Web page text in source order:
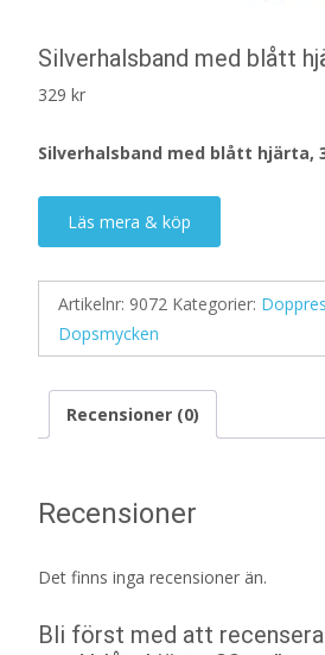
Silverhalsband med blått
329 kr
Silverhalsband med blått hjärta,
Läs mera & köp
Artikelnr: 9072 Kategorier:
Dopsmycken
Recensioner (0)
Recensioner
Det finns inga recensioner än.
Bli först med att recensera